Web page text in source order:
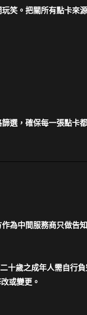
笑。把關所有點卡來
選，確保每一張點卡
為中間服務商只做告
十歲之成年人需自行
或變更。